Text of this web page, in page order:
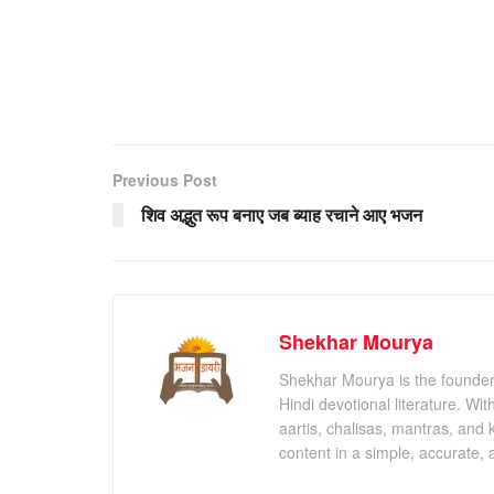
Previous Post
शिव अद्भुत रूप बनाए जब ब्याह रचाने आए भजन
Shekhar Mourya
Shekhar Mourya is the
Hindi devotional literature.
aartis, chalisas, mantras, and
content in a simple, accurate,